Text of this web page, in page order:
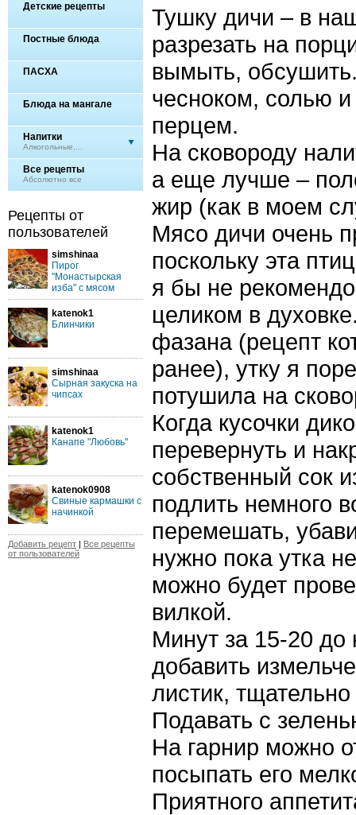
Детские рецепты
Постные блюда
ПАСХА
Блюда на мангале
Напитки
Алкогольные,...
Все рецепты
Абсолютно все
Рецепты от
пользователей
simshinaa
Пирог
"Монастырская
изба" с мясом
katenok1
Блинчики
simshinaa
Сырная закуска на
чипсах
katenok1
Канапе "Любовь"
katenok0908
Свиные кармашки с
начинкой
Добавить рецепт | Все рецепты
от пользователей
Тушку дичи – в
разрезать на
вымыть,
чесноком, солью
перцем.
На сковороду
а еще лучше –
жир (как в моем
Мясо дичи очень
поскольку эта
я бы не
целиком в
фазана (рецепт
ранее), утку я
потушила на
Когда кусочки
перевернуть и
собственный сок
подлить немного
перемешать,
нужно пока утка
можно будет
вилкой.
Минут за 15-20 до
добавить
листик,
Подавать с
На гарнир можно
посыпать его
Приятного